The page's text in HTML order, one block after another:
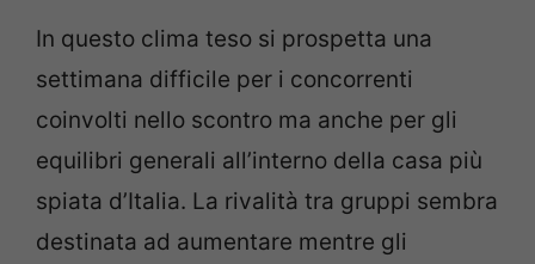
In questo clima teso si prospetta una
settimana difficile per i concorrenti
coinvolti nello scontro ma anche per gli
equilibri generali all’interno della casa più
spiata d’Italia. La rivalità tra gruppi sembra
destinata ad aumentare mentre gli